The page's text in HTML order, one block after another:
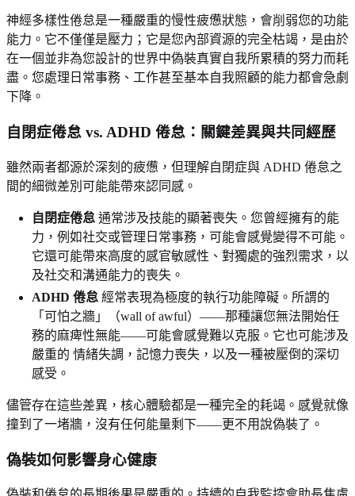
神經多樣性倦怠是一種嚴重的慢性疲憊狀態，會削弱您的功能
能力。它不僅僅是壓力；它是您內部資源的完全枯竭，是由於
在一個並非為您設計的世界中偽裝真實自我所累積的努力而耗
盡。您處理日常事務、工作甚至基本自我照顧的能力都會急劇
下降。
自閉症倦怠 vs. ADHD 倦怠：關鍵差異與共同經歷
雖然兩者都源於深刻的疲憊，但理解自閉症與 ADHD 倦怠之
間的細微差別可能能帶來認同感。
自閉症倦怠 通常涉及技能的顯著喪失。您曾經擁有的能
力，例如社交或管理日常事務，可能會感覺變得不可能。
它還可能帶來高度的感官敏感性、對獨處的強烈需求，以
及社交和溝通能力的喪失。
ADHD 倦怠 經常表現為極度的執行功能障礙。所謂的
「可怕之牆」（wall of awful）——那種讓您無法開始任
務的麻痺性無能——可能會感覺難以克服。它也可能涉及
嚴重的 情緒失調，記憶力喪失，以及一種被壓倒的深切
感受。
儘管存在這些差異，核心體驗都是一種完全的耗竭。感覺就像
撞到了一堵牆，沒有任何能量剩下——更不用說偽裝了。
偽裝如何影響身心健康